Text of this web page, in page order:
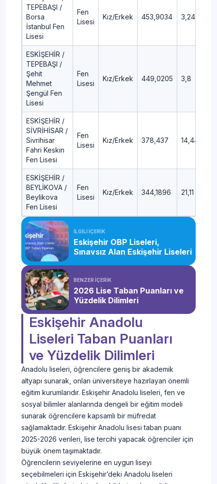
TEPEBAŞI /
Borsa
İstanbul Fen
Lisesi
Fen
Lisesi
Kız/Erkek 453,9034 3,24
ESKİŞEHİR /
TEPEBAŞI /
Şehit
Mehmet
Şengül Fen
Lisesi
Fen
Lisesi
Kız/Erkek 449,0205 3,8
ESKİŞEHİR /
SİVRİHİSAR /
Sivrihisar
Fahri Keskin
Fen Lisesi
Fen
Lisesi
Kız/Erkek 378,437 14,44
ESKİŞEHİR /
BEYLİKOVA /
Beylikova
Fen Lisesi
Fen
Lisesi
Kız/Erkek 344,1896 21,11
İLGİLİ İÇERİK
Eskişehir OBP Liseleri,
Sınavsız Alan Eskişehir Liseleri
BENZER İÇERİK
2026 Lise Taban Puanları ve
Yüzdelik Dilimleri
Eskişehir Anadolu
Liseleri Taban Puanları
ve Yüzdelik Dilimleri
Anadolu liseleri, öğrencilere geniş bir akademik
altyapı sunarak, onları üniversiteye hazırlayan önemli
eğitim kurumlarıdır. Eskişehir Anadolu liseleri, fen ve
sosyal bilimler alanlarında dengeli bir eğitim modeli
sunarak öğrencilere kapsamlı bir müfredat
sağlamaktadır. Eskişehir Anadolu lisesi taban puanı
2025-2026 verileri, lise tercihi yapacak öğrenciler için
büyük önem taşımaktadır.
Öğrencilerin seviyelerine en uygun liseyi
seçebilmeleri için Eskişehir’deki Anadolu liseleri